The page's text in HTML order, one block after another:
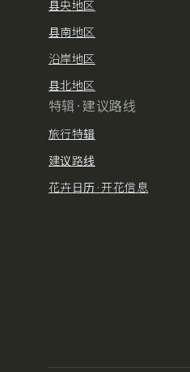
县央地区
县南地区
沿岸地区
县北地区
特辑·建议路线
旅行特辑
建议路线
花卉日历·开花信息